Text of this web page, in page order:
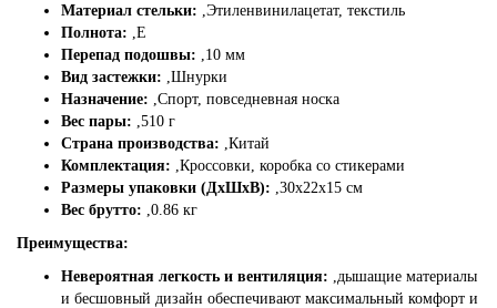
Материал стельки: Этиленвинилацетат, текстиль
Полнота: Е
Перепад подошвы:
10 мм
Вид застежки: Шнурки
Назначение: Спорт, повседневная носка
Вес пары: 510 г
Страна производства: Китай
Комплектация: Кроссовки, коробка со стикерами
Размеры упаковки (ДхШхВ): 30x22x15 см
Вес брутто: 0.86 кг
Преимущества:
Невероятная легкость и вентиляция:
дышащие материалы
и бесшовный дизайн обеспечивают максимальный комфорт и